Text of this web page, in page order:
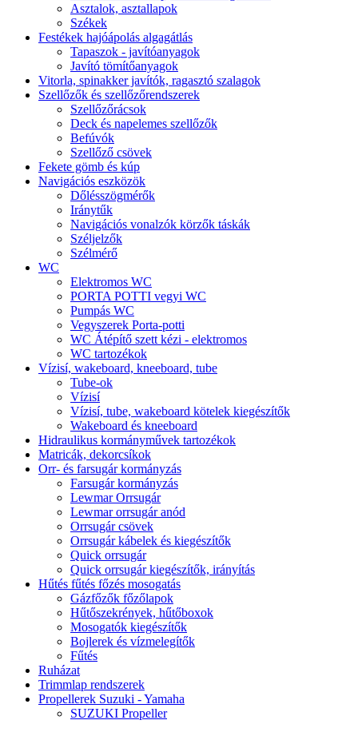
Asztalok, asztallapok
Székek
Festékek hajóápolás algagátlás
Tapaszok - javítóanyagok
Javító tömítőanyagok
Vitorla, spinakker javítók, ragasztó szalagok
Szellőzők és szellőzőrendszerek
Szellőzőrácsok
Deck és napelemes szellőzők
Befúvók
Szellőző csövek
Fekete gömb és kúp
Navigációs eszközök
Dőlésszögmérők
Iránytűk
Navigációs vonalzók körzők táskák
Széljelzők
Szélmérő
WC
Elektromos WC
PORTA POTTI vegyi WC
Pumpás WC
Vegyszerek Porta-potti
WC Átépítő szett kézi - elektromos
WC tartozékok
Vízisí, wakeboard, kneeboard, tube
Tube-ok
Vízisí
Vízisí, tube, wakeboard kötelek kiegészítők
Wakeboard és kneeboard
Hidraulikus kormányművek tartozékok
Matricák, dekorcsíkok
Orr- és farsugár kormányzás
Farsugár kormányzás
Lewmar Orrsugár
Lewmar orrsugár anód
Orrsugár csövek
Orrsugár kábelek és kiegészítők
Quick orrsugár
Quick orrsugár kiegészítők, irányítás
Hűtés fűtés főzés mosogatás
Gázfőzők főzőlapok
Hűtőszekrények, hűtőboxok
Mosogatók kiegészítők
Bojlerek és vízmelegítők
Fűtés
Ruházat
Trimmlap rendszerek
Propellerek Suzuki - Yamaha
SUZUKI Propeller